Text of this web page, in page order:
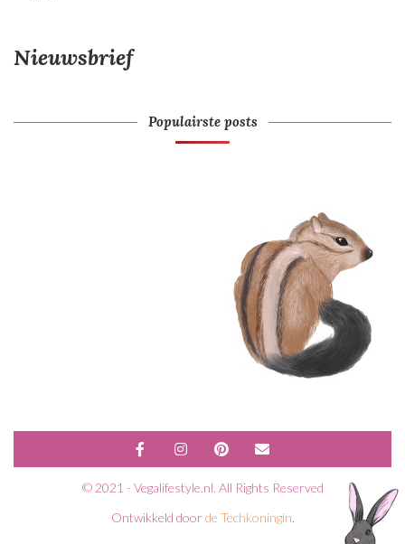
Nieuwsbrief
Populairste posts
© 2021 - Vegalifestyle.nl. All Rights Reserved
Ontwikkeld door de Techkoningin.